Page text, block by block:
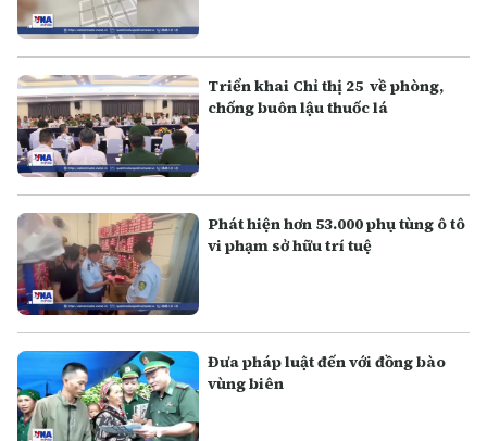
Triển khai Chỉ thị 25 về phòng,
chống buôn lậu thuốc lá
Phát hiện hơn 53.000 phụ tùng ô tô
vi phạm sở hữu trí tuệ
Đưa pháp luật đến với đồng bào
vùng biên